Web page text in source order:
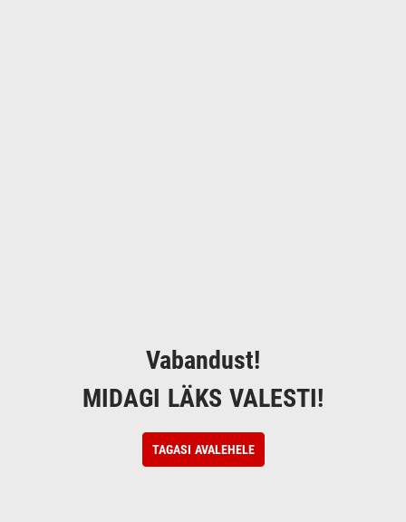
Vabandust!
MIDAGI LÄKS VALESTI!
TAGASI AVALEHELE